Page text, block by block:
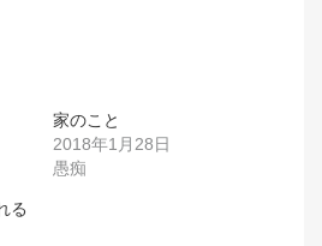
家のこと
2018年1月28日
愚痴
る